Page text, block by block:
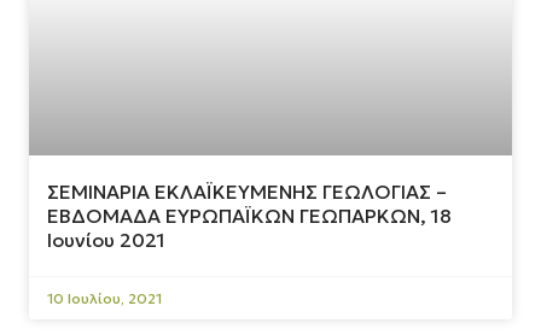
ΣΕΜΙΝΑΡΙΑ ΕΚΛΑΪΚΕΥΜΕΝΗΣ ΓΕΩΛΟΓΙΑΣ –
ΕΒΔΟΜΑΔΑ ΕΥΡΩΠΑΪΚΩΝ ΓΕΩΠΑΡΚΩΝ, 18
Ιουνίου 2021
10 Ιουλίου, 2021